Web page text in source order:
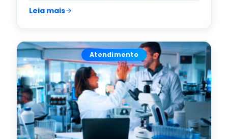
saúde. Nos laboratórios de análises…
Leia mais
Atendimento